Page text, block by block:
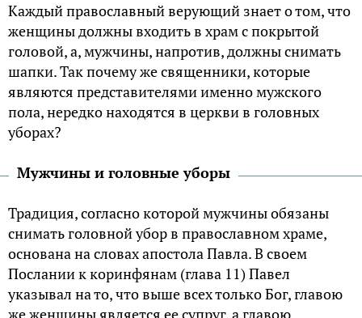
Каждый православный верующий знает о том, что
женщины должны входить в храм с покрытой
головой, а, мужчины, напротив, должны снимать
шапки. Так почему же священники, которые
являются представителями именно мужского
пола, нередко находятся в церкви в головных
уборах?
Мужчины и головные уборы
Традиция, согласно которой мужчины обязаны
снимать головной убор в православном храме,
основана на словах апостола Павла. В своем
Послании к коринфянам (глава 11) Павел
указывал на то, что выше всех только Бог, главою